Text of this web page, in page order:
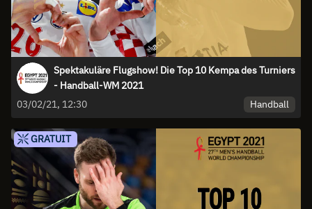
Spektakuläre Flugshow! Die Top 10 Kempa des Turniers
- Handball-WM 2021
03/02/21, 12:30
Handball
GRATUIT